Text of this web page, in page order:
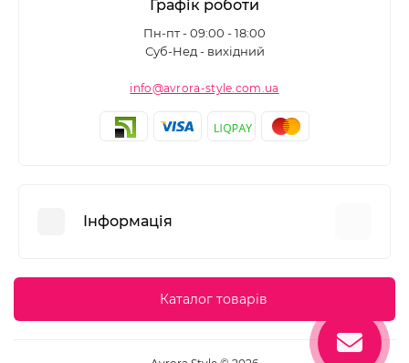
Графік роботи
Пн-пт - 09:00 - 18:00
Суб-Нед - вихідний
info@avrora-style.com.ua
Інформація
Угода користувачаКаталог товарів